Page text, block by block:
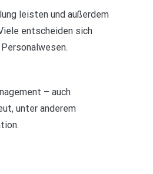
leisten und außerdem
entscheiden sich
– auch
unter anderem